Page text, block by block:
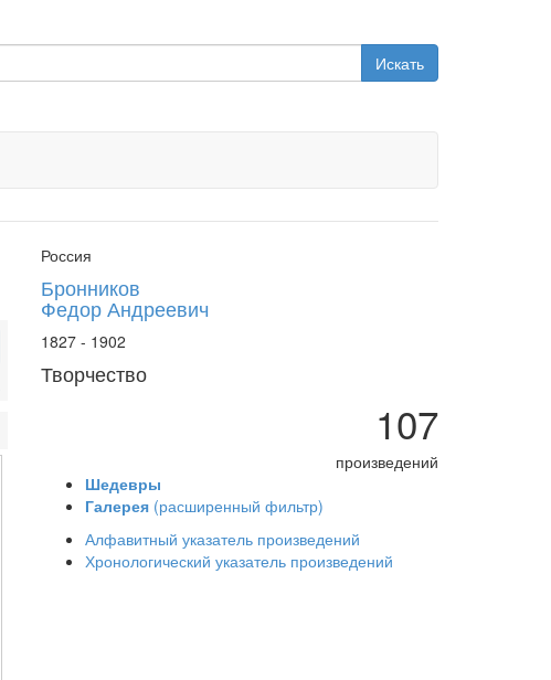
Искать
Россия
Бронников
Федор Андреевич
1827 - 1902
Творчество
107
произведений
Шедевры
Галерея (расширенный фильтр)
Алфавитный указатель произведений
Хронологический указатель произведений